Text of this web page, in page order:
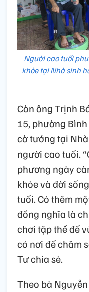
Người cao tuổi
khỏe tại Nhà sinh
Còn ông Trịnh
15, phường
cờ tướng tại
người cao tuổi.
phương ngày
khỏe và đời
tuổi. Có thêm
đồng nghĩa là
chơi tập thể để
có nơi để chăm
Tư chia sẻ.
Theo bà